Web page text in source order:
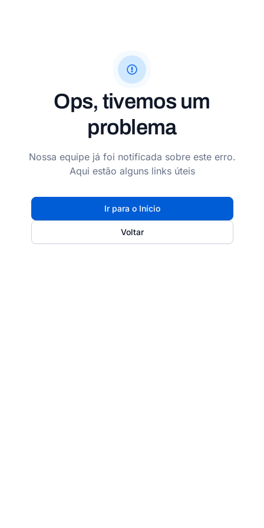
Ops, tivemos um
problema
Nossa equipe já foi notificada sobre este erro.
Aqui estão alguns links úteis
Ir para o Início
Voltar